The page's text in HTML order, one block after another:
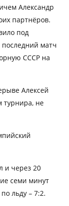
Александр
партнёров.
под
матч
СССР на
Алексей
не
и через 20
семи минут
льду – 7:2.